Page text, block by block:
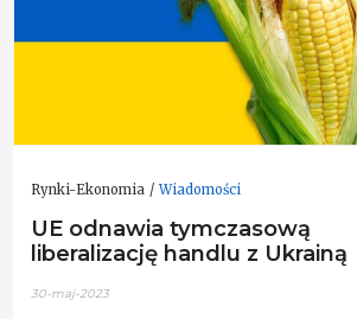
Rynki-Ekonomia Wiadomości
UE odnawia tymczasową
liberalizację handlu z Ukrainą
30-maj-2023